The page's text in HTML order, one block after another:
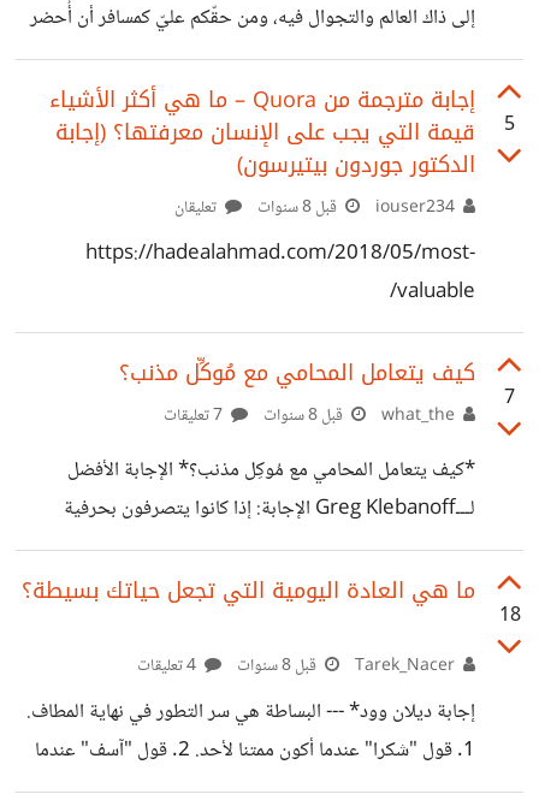
خطأ في ذلك. معظم الناس
إلى ذاك العالم والتجوال فيه، ومن حقّكم عليّ كمسافر أن أُحضر
معيّ هدايا! وهذه هديتي لكم من آخر رحلاتي:
https://www.quora.com/What-should-one-do-in-
their-20s-to-avoid-regrets-in-their-30s-and-40s
##تجنّب اعتماد هاتفك المحمول كمقياس لذاتك الإعجابات
والمشاركات وإعادة التغريد ليست مقياسًا لخبراتك، ولا دليلًا على
شخصيتك. لذا توقف عن إعتبارها كذلك. ##خُض التجارب
العشرينات هو أفضل توقيت للتمتع بالحريّة وعيش التجربة، على
الصعيدين الجسدي والعاطفي: فلا أنت بالكبير على ارتكاب
الأخطاء ولا بالصغير على أن تؤخذ على محمل الجدّ.
5
إجابة مترجمة من Quora – ما هي أكثر الأشياء
قيمة التي يجب على الإنسان معرفتها؟ (إجابة
الدكتور جوردون بيتيرسون)
قبل 8 سنوات تعليقان
https://hadealahmad.com/2018/05/most-
valuable/
7
كيف يتعامل المحامي مع مُوكِّل مذنب؟
قبل 8 سنوات
*كيف يتعامل المحامي مع مُوكِل مذنب؟* الإجابة الأفضل
لـــGreg Klebanoff الإجابة: إذا كانوا يتصرفون بحرفية
فيجب أن يعاملوا الجاني معاملة البريء، عمل المحامي يتمثل بأن
يخرج لموكله بأفضل حكم فيما يشرعه القانون، بغض النظر إذا
محامياً في الدفاع لأكثر من عقد من الزمان، أستطيع أن أقدّر أن
نسبة كبيرة من الموكلين تقريباً مذنبين – و هذا مجرد تخمين
سريع- . أحياناً القضية التي تبنيها الولاية تجاه المذنب غير قوية
18
ما هي العادة اليومية التي تجعل حياتك بسيطة؟
قبل 8 سنوات
إجابة ديلان وود* --- البساطة هي سر التطور في نهاية المطاف.‏
‏1.‏ قول "شكرا" عندما أكون ممتنا لأحد.‏ ‏2.‏ قول "آسف" عندما
أكون متأسفا. ‏3.‏ قول "لا" عند الحاجة، أقوم بذلك بحزم.‏ ‏4.‏